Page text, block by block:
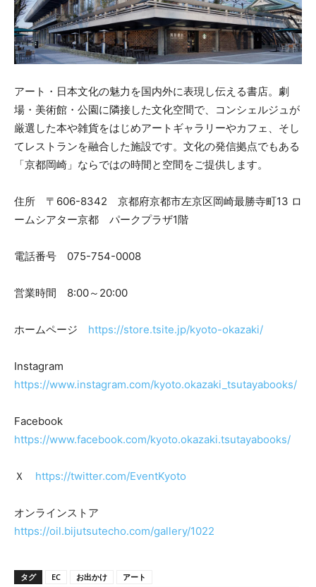
アート・日本文化の魅力を国内外に表現し伝える書店。劇
場・美術館・公園に隣接した文化空間で、コンシェルジュが
厳選した本や雑貨をはじめアートギャラリーやカフェ、そし
てレストランを融合した施設です。文化の発信拠点でもある
「京都岡崎」ならではの時間と空間をご提供します。
住所 〒606-8342 京都府京都市左京区岡崎最勝寺町13 ロ
ームシアター京都 パークプラザ1階
電話番号 075-754-0008
営業時間 8:00～20:00
ホームページ https://store.tsite.jp/kyoto-okazaki/
Instagram
https://www.instagram.com/kyoto.okazaki_tsutayabooks/
Facebook
https://www.facebook.com/kyoto.okazaki.tsutayabooks/
Ｘ https://twitter.com/EventKyoto
オンラインストア
https://oil.bijutsutecho.com/gallery/1022
タグ EC お出かけ
アート